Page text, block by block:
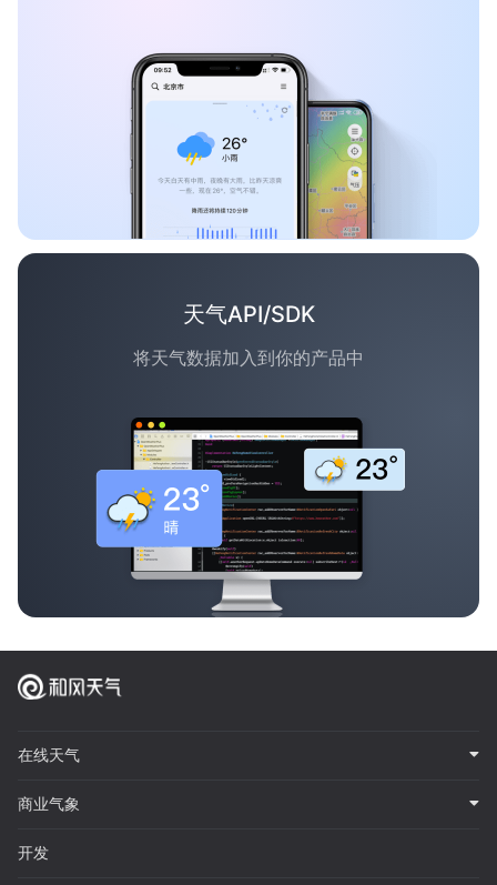
天气API/SDK
将天气数据加入到你的产品中
在线天气
商业气象
开发